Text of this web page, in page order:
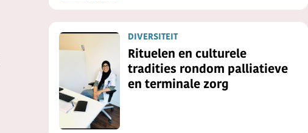
Rituelen en culturele
tradities rondom palliatieve
en terminale zorg
DIVERSITEIT